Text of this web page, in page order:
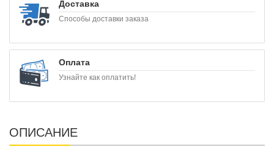
Доставка
Способы доставки заказа
Оплата
Узнайте как оплатить!
ОПИСАНИЕ